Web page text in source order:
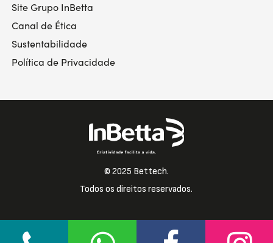
Site Grupo InBetta
Canal de Ética
Sustentabilidade
Política de Privacidade
© 2025 Bettech.
Todos os direitos reservados.